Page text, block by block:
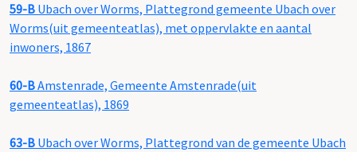
59-B Ubach over Worms, Plattegrond gemeente Ubach over
Worms(uit gemeenteatlas), met oppervlakte en aantal
inwoners, 1867
60-BAmstenrade, Gemeente Amstenrade(uit
gemeenteatlas), 1869
63-B Ubach over Worms, Plattegrond van de gemeente Ubach